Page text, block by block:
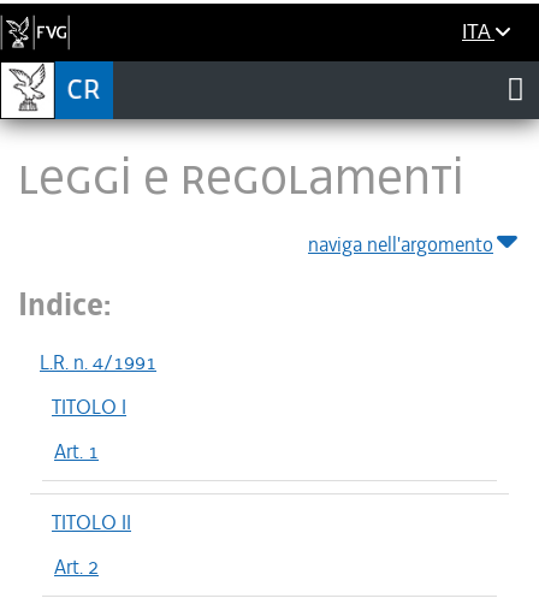
ITA
LEGGI E REGOLAMENTI
naviga nell'argomento
Indice:
L.R. n. 4/1991
TITOLO I
Art. 1
TITOLO II
Art. 2